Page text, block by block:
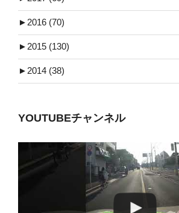
► 2016 (70)
► 2015 (130)
► 2014 (38)
YOUTUBEチャンネル